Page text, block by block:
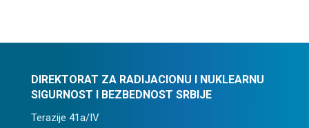
DIREKTORAT ZA RADIJACIONU I NUKLEARNU
SIGURNOST I BEZBEDNOST SRBIJE
Terazije 41a/IV